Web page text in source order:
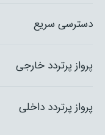
پرواز پرتردد داخلی
پرواز پرتردد خارجی
دسترسی سریع